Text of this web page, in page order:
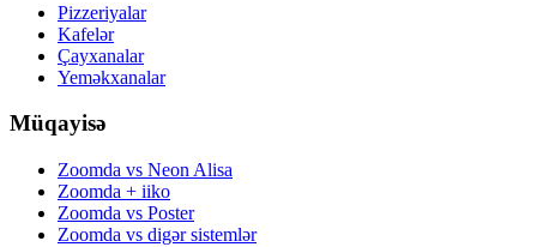
Pizzeriyalar
Kafelər
Çayxanalar
Yeməkxanalar
Müqayisə
Zoomda vs Neon Alisa
Zoomda + iiko
Zoomda vs Poster
Zoomda vs digər sistemlər